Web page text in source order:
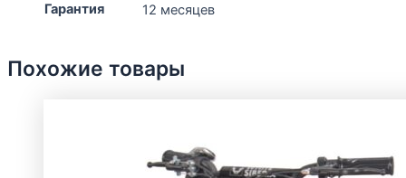
Гарантия 12 месяцев
Похожие товары